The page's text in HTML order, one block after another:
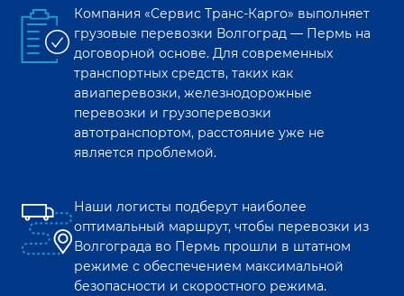
Компания «Сервис Транс-Карго» выполняет
грузовые перевозки Волгоград — Пермь на
договорной основе. Для современных
транспортных средств, таких как
авиаперевозки, железнодорожные
перевозки и грузоперевозки
автотранспортом, расстояние уже не
является проблемой.
Наши логисты подберут наиболее
оптимальный маршрут, чтобы перевозки из
Волгограда во Пермь прошли в штатном
режиме с обеспечением максимальной
безопасности и скоростного режима.